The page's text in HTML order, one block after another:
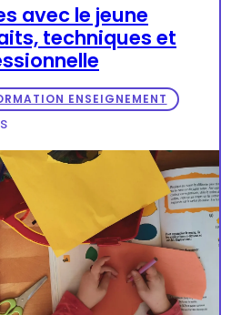
avec le jeune
techniques et
ENSEIGNEMENT